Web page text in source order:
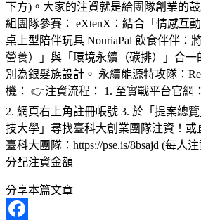
下方)。大家的注資就是給團隊創業的
組團隊參賽： eXtenX：結合「情感互
桌上型陪伴玩具 NouriaPal 飲食伴伴：
營養）」與「環境永續（碳排）」合
別為銀髮族設計。 永續能源特攻隊：
機： 👉注資流程： 1. 至實戰平台官網：
2. 網頁右上角註冊帳號 3. 於「提案總
技大學」尋找臺科大創業團隊注資！或
臺科大團隊：https://pse.is/8bsajd (每人
分配注資金額
分享本篇文章